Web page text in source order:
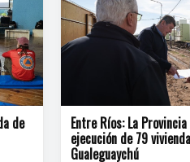
de Entre Ríos: La
ejecución de 79
Gualeguaychú